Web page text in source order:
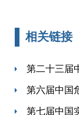
相关链接
第二十三届
第六届中国
第七届中国